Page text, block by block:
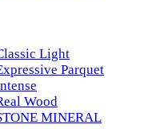
Light
Parquet
Wood
MINERAL